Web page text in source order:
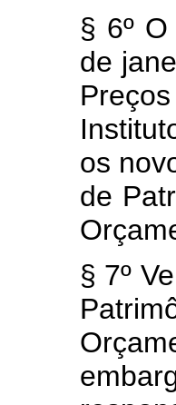
§ 6º
de
os
de
§ 7º